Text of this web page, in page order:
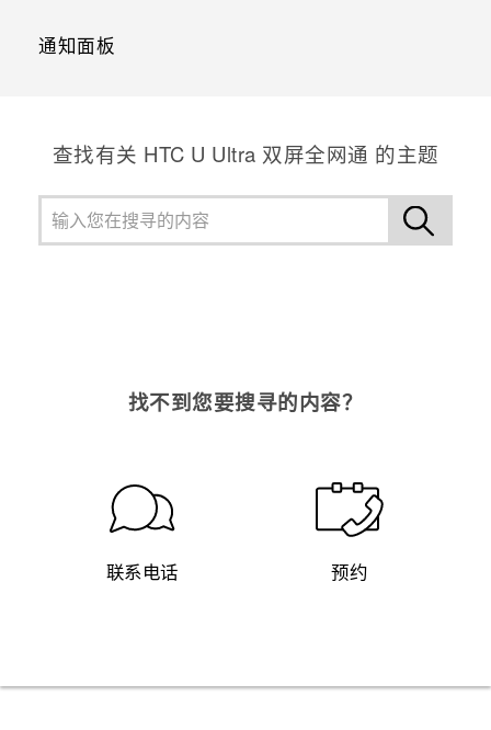
通知面板
查找有关 HTC U Ultra 双屏全网通 的主题
找不到您要搜寻的内容？
联系电话 预约